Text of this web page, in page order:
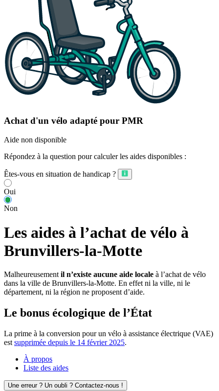
Achat d'un vélo adapté pour PMR
Aide non disponible
Répondez à la question pour calculer les aides disponibles :
Êtes-vous en situation de handicap ?
Oui
Non
Les aides à l’achat de vélo à
Brunvillers-la-Motte
Malheureusement il n’existe aucune aide locale à l’achat de vélo
dans la ville de Brunvillers-la-Motte. En effet ni la ville, ni le
département, ni la région ne proposent d’aide.
Le bonus écologique de l’État
La prime à la conversion pour un vélo à assistance électrique (VAE)
est supprimée depuis le 14 février 2025.
À propos
Liste des aides
Une erreur ? Un oubli ? Contactez-nous !